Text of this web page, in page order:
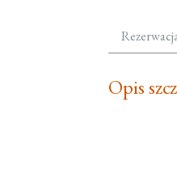
Opis